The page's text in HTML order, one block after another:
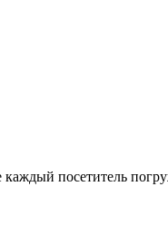
каждый посетитель